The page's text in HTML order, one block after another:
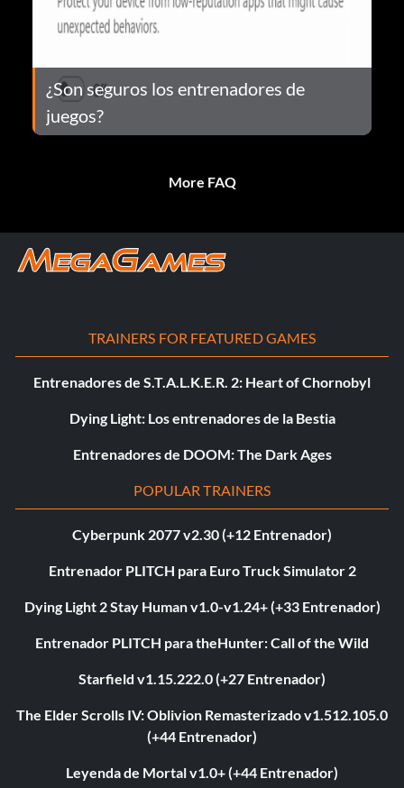
¿Son seguros los entrenadores de
juegos?
More FAQ
TRAINERS FOR FEATURED GAMES
Entrenadores de S.T.A.L.K.E.R. 2: Heart of Chornobyl
Dying Light: Los entrenadores de la Bestia
Entrenadores de DOOM: The Dark Ages
POPULAR TRAINERS
Cyberpunk 2077 v2.30 (+12 Entrenador)
Entrenador PLITCH para Euro Truck Simulator 2
Dying Light 2 Stay Human v1.0-v1.24+ (+33 Entrenador)
Entrenador PLITCH para theHunter: Call of the Wild
Starfield v1.15.222.0 (+27 Entrenador)
The Elder Scrolls IV: Oblivion Remasterizado v1.512.105.0
(+44 Entrenador)
Leyenda de Mortal v1.0+ (+44 Entrenador)